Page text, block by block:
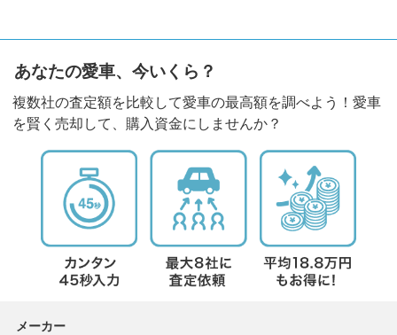
あなたの愛車、今いくら？
複数社の査定額を比較して愛車の最高額を調べよう！愛車
を賢く売却して、購入資金にしませんか？
メーカー